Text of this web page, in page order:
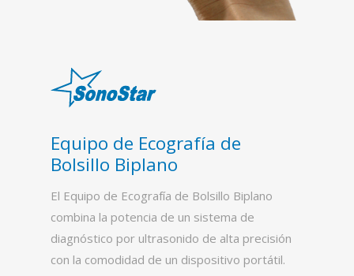
Equipo de Ecografía de
Bolsillo Biplano
El Equipo de Ecografía de Bolsillo Biplano
combina la potencia de un sistema de
diagnóstico por ultrasonido de alta precisión
con la comodidad de un dispositivo portátil.